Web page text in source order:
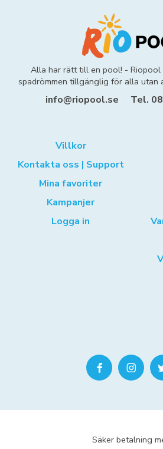
Alla har rätt till en pool! -
spadrömmen tillgänglig för alla utan
info@riopool.se Tel.
Villkor
Kontakta oss | Support
Mina favoriter
Kampanjer
Logga in
Säker betalning